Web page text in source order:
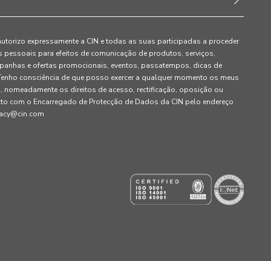
expressamente a CIN e todas as suas participadas a proceder
para efeitos de comunicação de produtos, serviços,
e ofertas promocionais, eventos, passatempos, dicas de
consciência de que posso exercer a qualquer momento os meus
os direitos de acesso, rectificação, oposição ou
com o Encarregado de Protecção de Dados da CIN pelo endereço